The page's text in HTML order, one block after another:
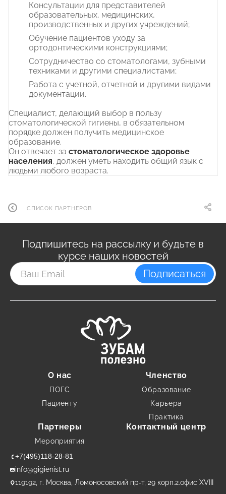
Консультации для представителей
образовательных, медицинских,
производственных и других учреждений;
Обучение пациентов уходу за
ортодонтическими конструкциями;
Сотрудничество со стоматологами, зубными
техниками и другими специалистами;
Работа с учетной, отчетной и другими видами
документации.
Специалист, делающий выбор в пользу
стоматологической гигиены, в обязательном
порядке должен получить медицинское
образование.
Он отвечает за стоматологическое здоровье
населения, должен уметь находить общий язык с
людьми любого возраста.
СПИСОК ПАРТНЕРОВ
Подпишитесь на рассылку и будьте в
курсе наших новостей
Подписаться
О нас
ПОГС
Пациенту
Членство
Образование
Карьера
Практика
Партнеры
Мероприятия
Контактный центр
+7(495)118-28-81
info@gigienist.ru
119192, г. Москва, Ломоносовский пр-т, 29 корп.2.офис XVIII